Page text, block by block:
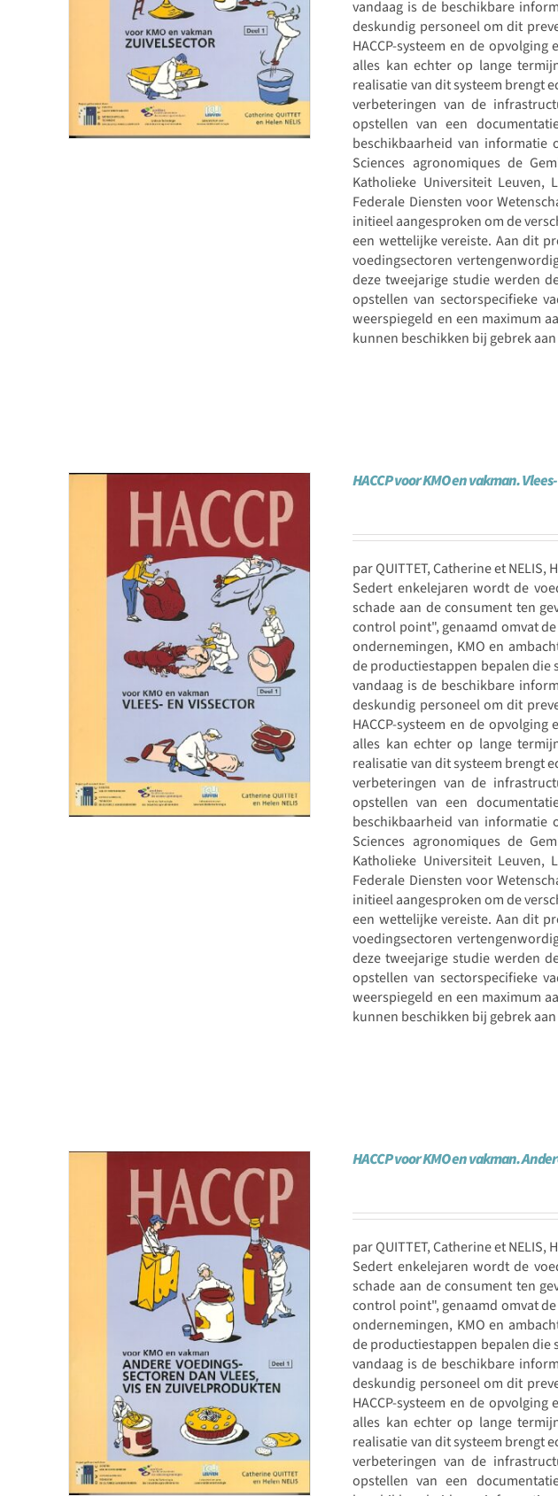
vandaag is de beschikbare
deskundig personeel om dit
HACCP-systeem en de
alles kan echter op lange
realisatie van dit systeem brengt
verbeteringen van de
opstellen van een
beschikbaarheid van informatie
Sciences agronomiques de
Katholieke Universiteit Leuven,
Federale Diensten voor
initieel aangesproken om de
een wettelijke vereiste. Aan dit
voedingsectoren
deze tweejarige studie werden
opstellen van sectorspecifieke
weerspiegeld en een maximum
kunnen beschikken bij gebrek
HACCP voor KMO en vakman.
par QUITTET, Catherine et NELIS,
Sedert enkelejaren wordt de
schade aan de consument ten
control point", genaamd omvat
ondernemingen, KMO en
de productiestappen bepalen die
vandaag is de beschikbare
deskundig personeel om dit
HACCP-systeem en de
alles kan echter op lange
realisatie van dit systeem brengt
verbeteringen van de
opstellen van een
beschikbaarheid van informatie
Sciences agronomiques de
Katholieke Universiteit Leuven,
Federale Diensten voor
initieel aangesproken om de
een wettelijke vereiste. Aan dit
voedingsectoren
deze tweejarige studie werden
opstellen van sectorspecifieke
weerspiegeld en een maximum
kunnen beschikken bij gebrek
HACCP voor KMO en vakman.
par QUITTET, Catherine et NELIS,
Sedert enkelejaren wordt de
schade aan de consument ten
control point", genaamd omvat
ondernemingen, KMO en
de productiestappen bepalen die
vandaag is de beschikbare
deskundig personeel om dit
HACCP-systeem en de
alles kan echter op lange
realisatie van dit systeem brengt
verbeteringen van de
opstellen van een